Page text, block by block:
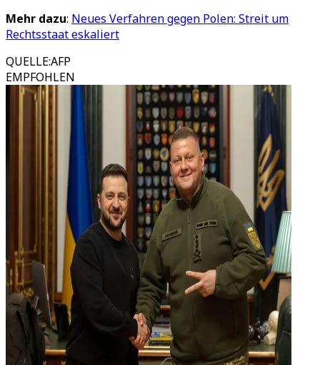
Mehr dazu: Neues Verfahren gegen Polen: Streit um
Rechtsstaat eskaliert
QUELLE:AFP
EMPFOHLEN